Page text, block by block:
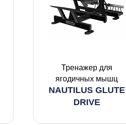
Тренажер для
ягодичных мышц
NAUTILUS GLUTE
DRIVE